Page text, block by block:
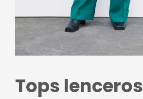
Tops lenceros